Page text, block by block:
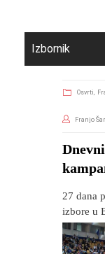
Izbornik
Osvrti,
Franjo
27 dana
izbore u